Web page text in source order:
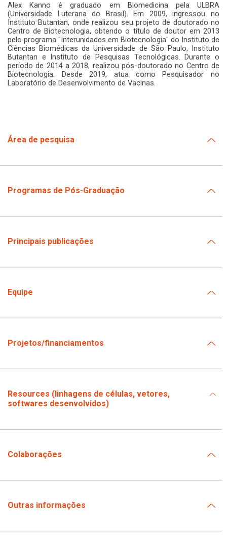
Alex Kanno é graduado em Biomedicina pela ULBRA
(Universidade Luterana do Brasil). Em 2009, ingressou no
Instituto Butantan, onde realizou seu projeto de doutorado no
Centro de Biotecnologia, obtendo o título de doutor em 2013
pelo programa "Interunidades em Biotecnologia" do Instituto de
Ciências Biomédicas da Universidade de São Paulo, Instituto
Butantan e Instituto de Pesquisas Tecnológicas. Durante o
período de 2014 a 2018, realizou pós-doutorado no Centro de
Biotecnologia. Desde 2019, atua como Pesquisador no
Laboratório de Desenvolvimento de Vacinas.
Área de pesquisa
Programas de Pós-Graduação
Principais publicações
Equipe
Projetos/financiamentos
Resources (linhagens de células, vetores,
softwares desenvolvidos)
Colaborações
Outras informações